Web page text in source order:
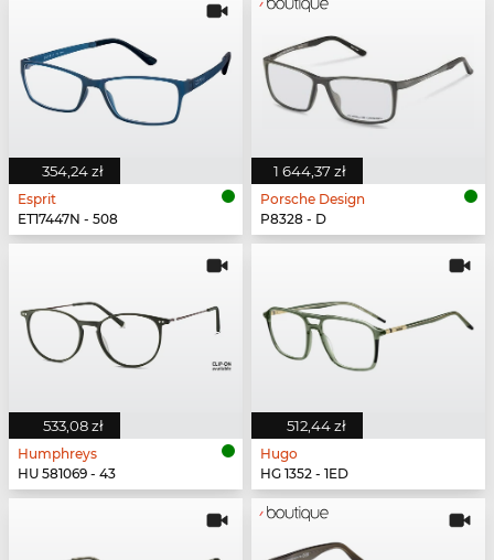
354,24 zł
Esprit
ET17447N - 508
1 644,37 zł
Porsche Design
P8328 - D
533,08 zł
Humphreys
HU 581069 - 43
512,44 zł
Hugo
HG 1352 - 1ED